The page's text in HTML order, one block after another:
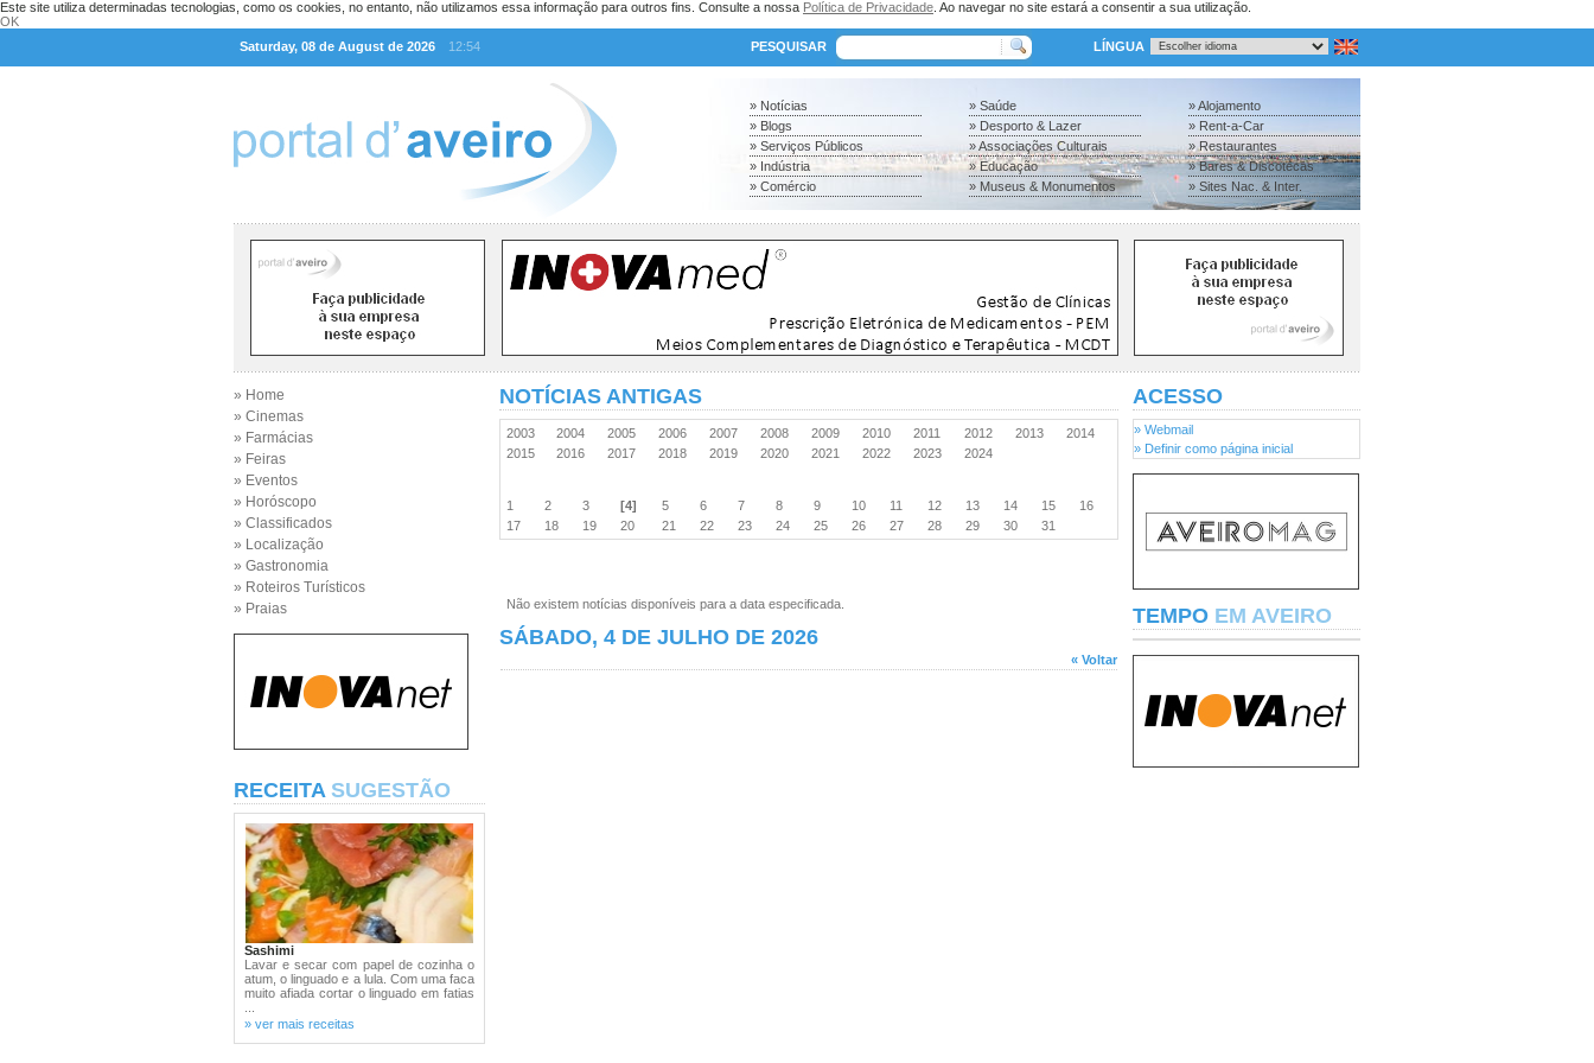
Este site utiliza determinadas tecnologias, como os cookies, no entanto, não utilizamos essa informação para outros fins. Consulte a nossa Política de Privacidade . Ao navegar no site estará a consentir a sua utilização.
OK
Saturday, 08 de August de 2026
12:54 PESQUISAR LÍNGUA
» Notícias
» Blogs
» Serviços Públicos
» Indústria
» Comércio
» Saúde
» Desporto & Lazer
» Associações Culturais
» Educação
» Museus & Monumentos
» Alojamento
» Rent-a-Car
» Restaurantes
» Bares & Discotecas
» Sites Nac. & Inter.
» Home
» Cinemas
» Farmácias
» Feiras
» Eventos
» Horóscopo
» Classificados
» Localização
» Gastronomia
» Roteiros Turísticos
» Praias
RECEITA SUGESTÃO
Sashimi
Lavar e secar com papel de cozinha o
atum, o linguado e a lula. Com uma faca
muito afiada cortar o linguado em fatias
» ver mais receitas
NOTÍCIAS ANTIGAS
2003 2004 2005 2006 2007 2008 2009 2010 2011 2012 2013
2014
2015
2016 2017 2018 2019 2020 2021 2022 2023 2024
1 2 3 [4] 5 6 7 8 9 10 11 12 13 14 15
16
17
18 19 20 21 22 23 24 25 26 27 28 29 30 31
Não existem notícias disponíveis para a data especificada.
SÁBADO, 4 DE JULHO DE 2026
« Voltar
ACESSO
» Webmail
» Definir como página inicial
TEMPO EM AVEIRO